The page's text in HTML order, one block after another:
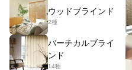
ウッドブラインド
2種
バーチカルブライ
ンド
14種